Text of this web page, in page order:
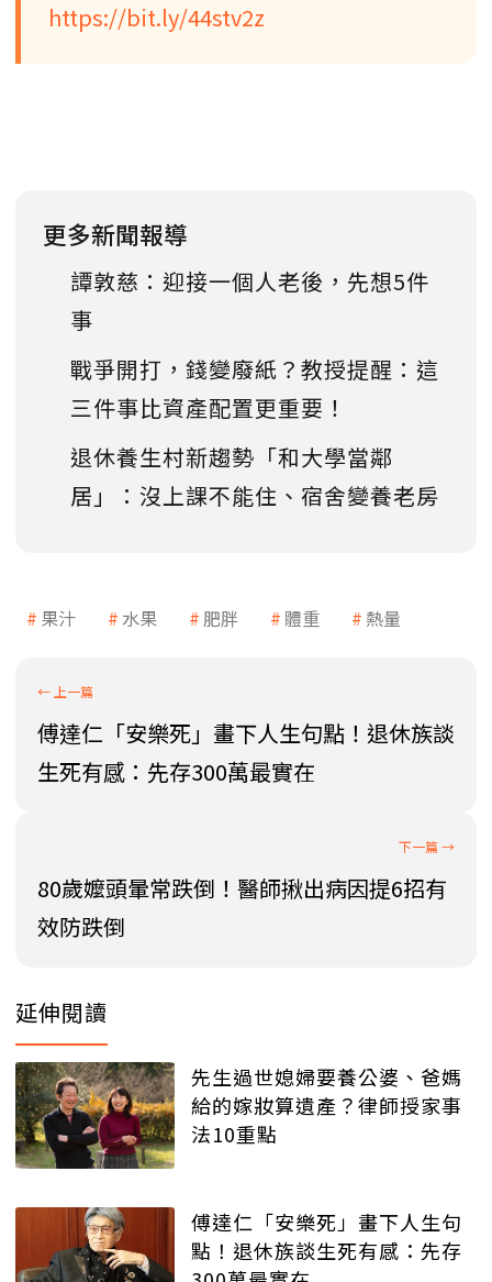
https://bit.ly/44stv2z
更多新聞報導
譚敦慈：迎接一個人老後，先想5件
事
戰爭開打，錢變廢紙？教授提醒：這
三件事比資產配置更重要！
退休養生村新趨勢「和大學當鄰
居」：沒上課不能住、宿舍變養老房
果汁 水果 肥胖 體重 熱量
傅達仁「安樂死」畫下人生句點！退休族談
生死有感：先存300萬最實在
80歲嬤頭暈常跌倒！醫師揪出病因提6招有
效防跌倒
延伸閱讀
先生過世媳婦要養公婆、爸媽
給的嫁妝算遺產？律師授家事
法10重點
傅達仁「安樂死」畫下人生句
點！退休族談生死有感：先存